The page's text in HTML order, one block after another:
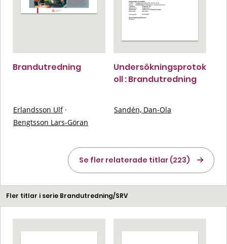
Brandutredning
Erlandsson Ulf ·
Bengtsson Lars-Göran
Undersökningsprotok
oll : Brandutredning
Sandén, Dan-Ola
Se fler relaterade titlar (223)
Fler titlar i serie Brandutredning/SRV